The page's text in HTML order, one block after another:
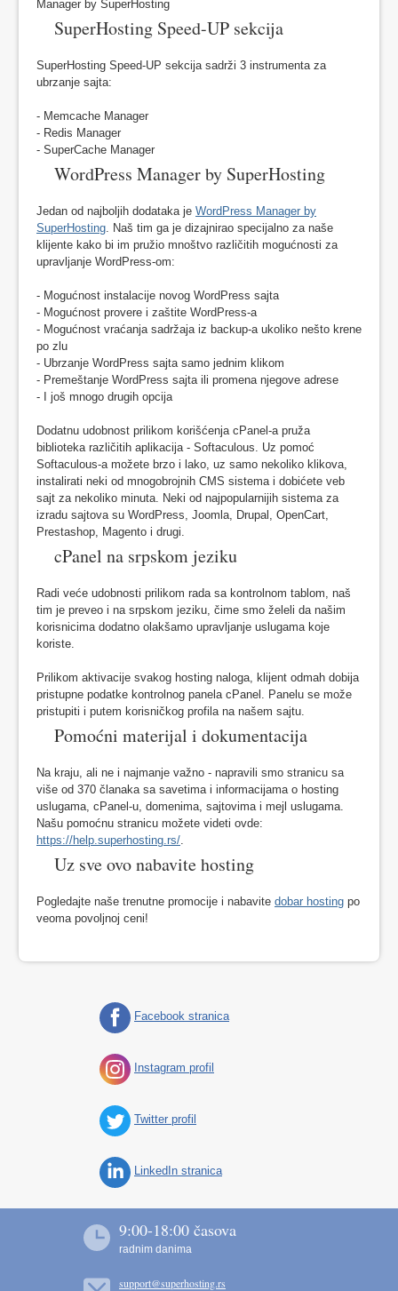
Manager by SuperHosting
SuperHosting Speed-UP sekcija
SuperHosting Speed-UP sekcija sadrži 3 instrumenta za
ubrzanje sajta:
- Memcache Manager
- Redis Manager
- SuperCache Manager
WordPress Manager by SuperHosting
Jedan od najboljih dodataka je WordPress Manager by
SuperHosting. Naš tim ga je dizajnirao specijalno za naše
klijente kako bi im pružio mnoštvo različitih mogućnosti za
upravljanje WordPress-om:
- Mogućnost instalacije novog WordPress sajta
- Mogućnost provere i zaštite WordPress-a
- Mogućnost vraćanja sadržaja iz backup-a ukoliko nešto krene
po zlu
- Ubrzanje WordPress sajta samo jednim klikom
- Premeštanje WordPress sajta ili promena njegove adrese
- I još mnogo drugih opcija
Dodatnu udobnost prilikom korišćenja cPanel-a pruža
biblioteka različitih aplikacija - Softaculous. Uz pomoć
Softaculous-a možete brzo i lako, uz samo nekoliko klikova,
instalirati neki od mnogobrojnih CMS sistema i dobićete veb
sajt za nekoliko minuta. Neki od najpopularnijih sistema za
izradu sajtova su WordPress, Joomla, Drupal, OpenCart,
Prestashop, Magento i drugi.
cPanel na srpskom jeziku
Radi veće udobnosti prilikom rada sa kontrolnom tablom, naš
tim je preveo i na srpskom jeziku, čime smo želeli da našim
korisnicima dodatno olakšamo upravljanje uslugama koje
koriste.
Prilikom aktivacije svakog hosting naloga, klijent odmah dobija
pristupne podatke kontrolnog panela cPanel. Panelu se može
pristupiti i putem korisničkog profila na našem sajtu.
Pomoćni materijal i dokumentacija
Na kraju, ali ne i najmanje važno - napravili smo stranicu sa
više od 370 članaka sa savetima i informacijama o hosting
uslugama, cPanel-u, domenima, sajtovima i mejl uslugama.
Našu pomoćnu stranicu možete videti ovde:
https://help.superhosting.rs/.
Uz sve ovo nabavite hosting
Pogledajte naše trenutne promocije i nabavite dobar hosting po
veoma povoljnoj ceni!
Facebook stranica
Instagram profil
Twitter profil
LinkedIn stranica
9:00-18:00 časova
radnim danima
support@superhosting.rs